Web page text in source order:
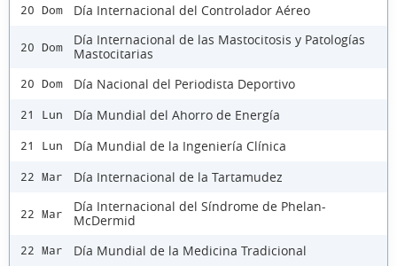
20 Dom Día Internacional del Controlador Aéreo
20 Dom
Día Internacional de las Mastocitosis y Patologías
Mastocitarias
20 Dom Día Nacional del Periodista Deportivo
21 Lun Día Mundial del Ahorro de Energía
21 Lun Día Mundial de la Ingeniería Clínica
22 Mar Día Internacional de la Tartamudez
22 Mar
Día Internacional del Síndrome de Phelan-
McDermid
22 Mar Día Mundial de la Medicina Tradicional